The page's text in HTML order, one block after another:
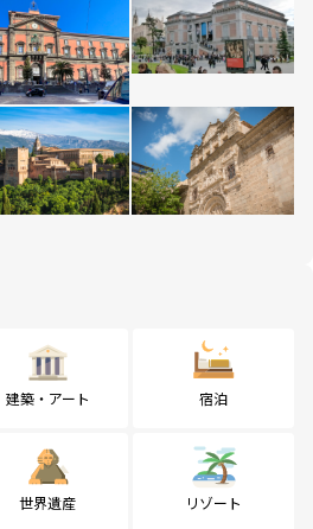
建築・アート 宿泊
世界遺産 リゾート